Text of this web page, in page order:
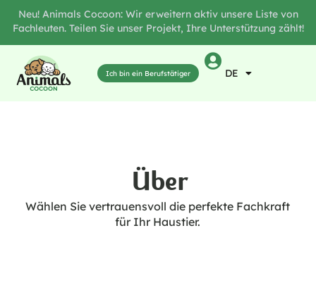
Neu! Animals Cocoon: Wir erweitern aktiv unsere Liste von
Fachleuten. Teilen Sie unser Projekt, Ihre Unterstützung zählt!
Ich bin ein Berufstätiger DE
Über
Wählen Sie vertrauensvoll die perfekte Fachkraft
für Ihr Haustier.